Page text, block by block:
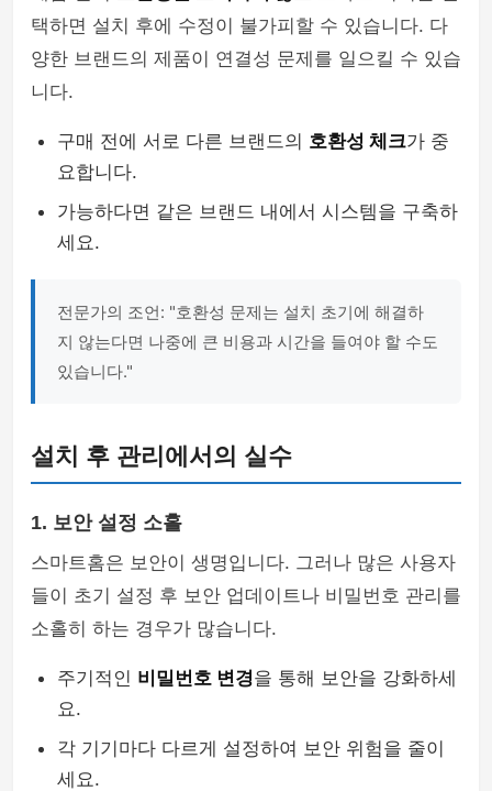
택하면 설치 후에 수정이 불가피할 수 있습니다. 다
양한 브랜드의 제품이 연결성 문제를 일으킬 수 있습
니다.
구매 전에 서로 다른 브랜드의 호환성 체크가 중
요합니다.
가능하다면 같은 브랜드 내에서 시스템을 구축하
세요.
전문가의 조언: "호환성 문제는 설치 초기에 해결하
지 않는다면 나중에 큰 비용과 시간을 들여야 할 수도
있습니다."
설치 후 관리에서의 실수
1. 보안 설정 소홀
스마트홈은 보안이 생명입니다. 그러나 많은 사용자
들이 초기 설정 후 보안 업데이트나 비밀번호 관리를
소홀히 하는 경우가 많습니다.
주기적인 비밀번호 변경을 통해 보안을 강화하세
요.
각 기기마다 다르게 설정하여 보안 위험을 줄이
세요.